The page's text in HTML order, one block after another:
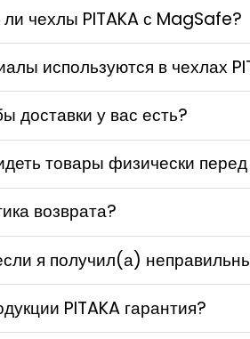
чехлы PITAKA с MagSafe?
используются в чехлах
доставки у вас есть?
товары физически перед
возврата?
я получил(а)
PITAKA гарантия?